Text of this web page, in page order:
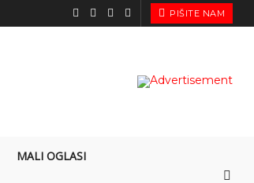
PIŠITE NAM
MALI OGLASI